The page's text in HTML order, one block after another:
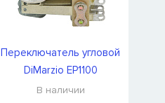
Переключатель угловой
DiMarzio EP1100
В наличии